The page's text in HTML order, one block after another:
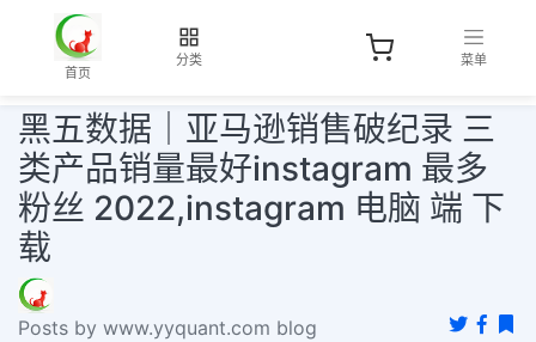
首页
分类 菜单
黑五数据｜亚马逊销售破纪录 三
类产品销量最好instagram 最多
粉丝 2022,instagram 电脑 端 下
载
Posts by www.yyquant.com blog